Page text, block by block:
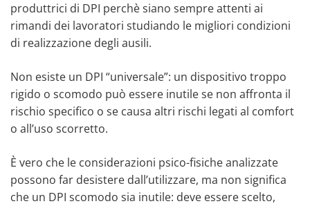
produttrici di DPI perchè siano sempre attenti ai
rimandi dei lavoratori studiando le migliori condizioni
di realizzazione degli ausili.
Non esiste un DPI “universale”: un dispositivo troppo
rigido o scomodo può essere inutile se non affronta il
rischio specifico o se causa altri rischi legati al comfort
o all’uso scorretto.
È vero che le considerazioni psico-fisiche analizzate
possono far desistere dall’utilizzare, ma non significa
che un DPI scomodo sia inutile: deve essere scelto,